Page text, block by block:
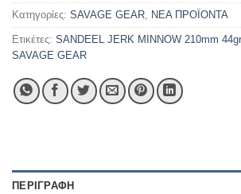
Κατηγορίες: SAVAGE GEAR ΝΕΑ ΠΡΟΪΟΝΤΑ
Ετικέτες: SANDEEL JERK MINNOW 210mm
SAVAGE GEAR
ΠΕΡΙΓΡΑΦΉ